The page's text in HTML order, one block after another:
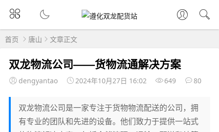
首页 唐山 文章正文
双龙物流公司——货物流通解决方案
dengyantao 2024年10月27日 16:02 649 80
双龙物流公司是一家专注于货物物流配送的公司，拥
有专业的团队和先进的设备。他们致力于提供一站式